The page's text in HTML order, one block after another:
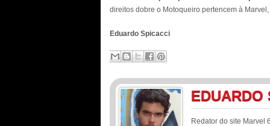
direitos dobre o Motoqueiro pertencem à
Eduardo Spicacci
EDUARDO
Redator do site Marvel